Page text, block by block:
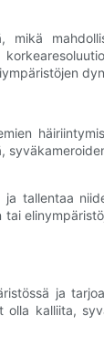
tallentaa
ja
kalliita,